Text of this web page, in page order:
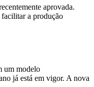
aprovada.
a produção
um modelo
já está em vigor. A nova